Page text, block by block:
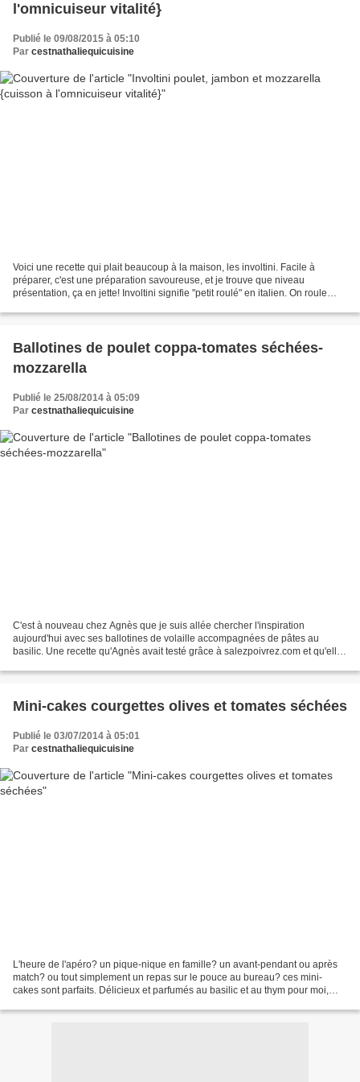
l'omnicuiseur vitalité}
Publié le 09/08/2015 à 05:10
Par cestnathaliequicuisine
Voici une recette qui plait beaucoup à la maison, les involtini. Facile à
préparer, c'est une préparation savoureuse, et je trouve que niveau
présentation, ça en jette! Involtini signifie "petit roulé" en italien. On roule
Ballotines de poulet coppa-tomates séchées-
mozzarella
Publié le 25/08/2014 à 05:09
Par cestnathaliequicuisine
C'est à nouveau chez Agnès que je suis allée chercher l'inspiration
aujourd'hui avec ses ballotines de volaille accompagnées de pâtes au
basilic. Une recette qu'Agnès avait testé grâce à salezpoivrez.com et qu'elle
Mini-cakes courgettes olives et tomates séchées
Publié le 03/07/2014 à 05:01
Par cestnathaliequicuisine
L'heure de l'apéro? un pique-nique en famille? un avant-pendant ou après
match? ou tout simplement un repas sur le pouce au bureau? ces mini-
cakes sont parfaits. Délicieux et parfumés au basilic et au thym pour moi,